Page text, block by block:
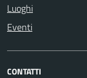
Luoghi
Eventi
CONTATTI